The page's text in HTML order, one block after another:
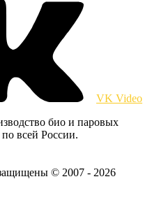
VK Video
био и паровых
всей России.
© 2007 - 2026